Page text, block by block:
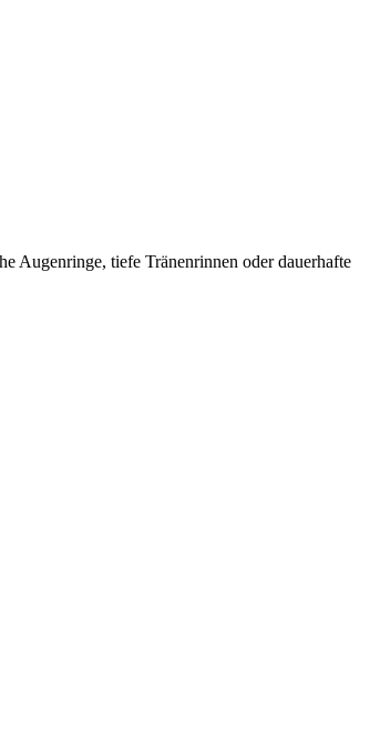
Augenringe, tiefe Tränenrinnen oder dauerhafte